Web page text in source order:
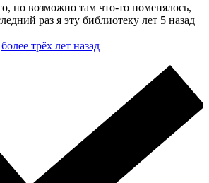
но возможно там что-то поменялось,
раз я эту библиотеку лет 5 назад
более трёх лет назад